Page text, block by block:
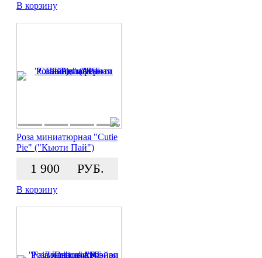
В корзину
Роза миниатюрная "Cutie
Pie" ("Кьюти Пай")
1 900 РУБ.
В корзину